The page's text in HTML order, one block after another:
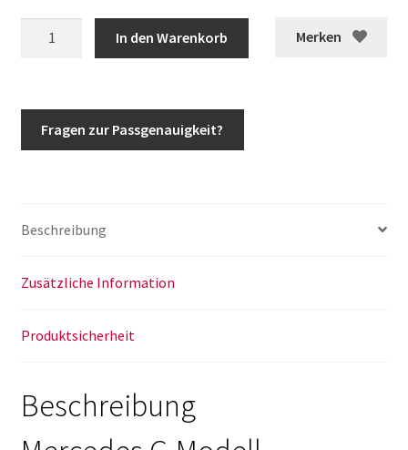
Merken
ab
2018
Menge
In den Warenkorb
Fragen zur Passgenauigkeit?
Beschreibung
Zusätzliche Information
Produktsicherheit
Beschreibung